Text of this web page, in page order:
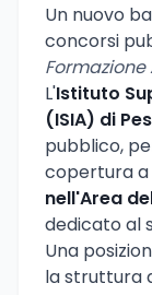
Un nuovo
concorsi
L'Istituto
(ISIA) di
pubblico,
copertura
nell'Area
dedicato al
Una
la struttura